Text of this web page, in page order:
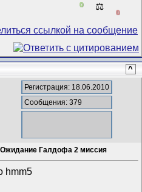
0 ⚖️
0
^
Регистрация: 18.06.2010
Сообщения: 379
Галдофа 2 миссия
hmm5